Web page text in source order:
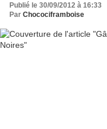
Publié le 30/09/2012 à 16:33
Par Chocociframboise